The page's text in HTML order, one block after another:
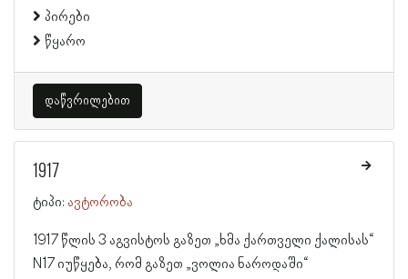
პირები
წყარო
დაწვრილებით
1917
ტიპი: ავტორობა
1917 წლის 3 აგვისტოს გაზეთ „ხმა ქართველი ქალისას“
N17 იუწყება, რომ გაზეთ „ვოლია ნაროდაში“